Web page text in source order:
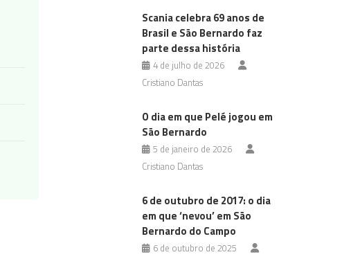
Scania celebra 69 anos de
Brasil e São Bernardo faz
parte dessa história
4 de julho de 2026
Cristiano Dantas
O dia em que Pelé jogou em
São Bernardo
5 de janeiro de 2026
Cristiano Dantas
6 de outubro de 2017: o dia
em que ‘nevou’ em São
Bernardo do Campo
6 de outubro de 2025